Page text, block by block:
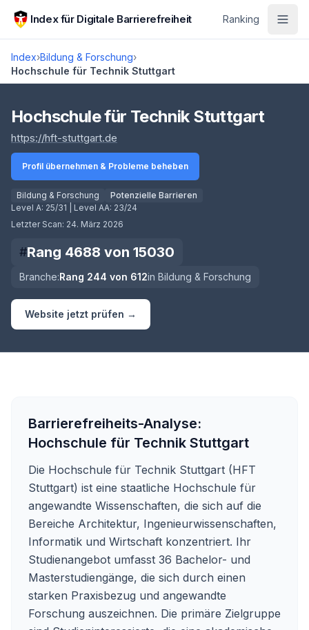
Zum Hauptinhalt springen
Index für Digitale Barrierefreiheit Ranking
Index›Bildung & Forschung›
Hochschule für Technik Stuttgart
Score lädt
Hochschule für Technik Stuttgart
https://hft-stuttgart.de
Profil übernehmen & Probleme beheben
Bildung & Forschung
Potenzielle Barrieren
Level A: 25/31 | Level AA: 23/24
Letzter Scan: 24. März 2026
#Rang 4688 von 15030
Branche:Rang 244 von 612in Bildung & Forschung
Website jetzt prüfen →
Barrierefreiheits-Analyse:
Hochschule für Technik Stuttgart
Die Hochschule für Technik Stuttgart (HFT
Stuttgart) ist eine staatliche Hochschule für
angewandte Wissenschaften, die sich auf die
Bereiche Architektur, Ingenieurwissenschaften,
Informatik und Wirtschaft konzentriert. Ihr
Studienangebot umfasst 36 Bachelor- und
Masterstudiengänge, die sich durch einen
starken Praxisbezug und angewandte
Forschung auszeichnen. Die primäre Zielgruppe